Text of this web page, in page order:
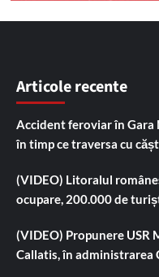
Articole recente
Accident feroviar în Gara
în timp ce traversa cu
(VIDEO) Litoralul
ocupare, 200.000 de
(VIDEO) Propunere USR
Callatis, în administrarea